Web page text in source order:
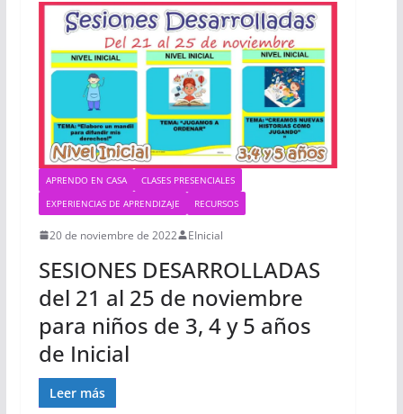
APRENDO EN CASA
CLASES PRESENCIALES
EXPERIENCIAS DE APRENDIZAJE
RECURSOS
20 de noviembre de 2022 EInicial
SESIONES DESARROLLADAS
del 21 al 25 de noviembre
para niños de 3, 4 y 5 años
de Inicial
Leer más